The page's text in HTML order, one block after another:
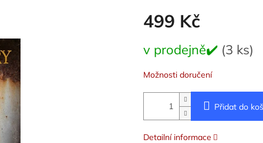
499 Kč
cena:
v prodejně✔️ (3 ks)
Možnosti doručení
Přidat do
Detailní informace